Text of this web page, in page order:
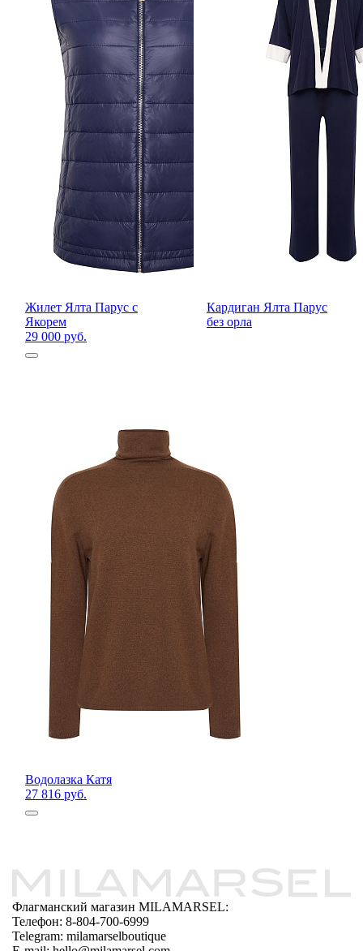
Жилет Ялта Парус c
Якорем
29 000 руб.
Кардиган Ялта Парус
без орла
Водолазка Катя
27 816 руб.
Флагманский магазин MILAMARSEL:
Телефон: 8-804-700-6999
Telegram: milamarselboutique